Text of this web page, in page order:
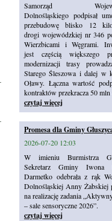
Samorząd
Dolnośląskiego podpisał
przebudowę blisko 12
drogi wojewódzkiej nr 346
Wierzbicami i Węgrami.
jest częścią większego
modernizacji trasy
Starego Śleszowa i dalej w
Oławy. Łączna wartość
kontraktów przekracza 50 mln
czytaj więcej
Promesa dla Gminy
2026-07-20 12:03
W imieniu Burmistrza
Sekretarz Gminy Iwona
Darmetko odebrała z rąk
Dolnośląskiej Anny Żabskiej
na realizację zadania
– sale sensoryczne 2026”.
czytaj więcej